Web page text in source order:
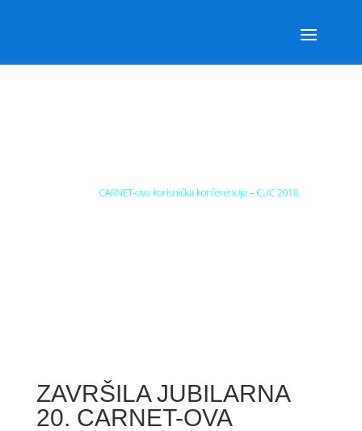
ZAVRŠILA JUBILARNA
20. CARNET-OVA